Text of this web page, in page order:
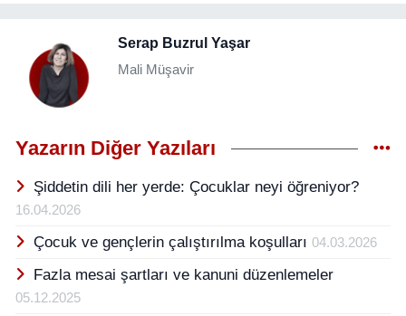
Serap Buzrul Yaşar
Mali Müşavir
Yazarın Diğer Yazıları
Şiddetin dili her yerde: Çocuklar neyi öğreniyor?
16.04.2026
Çocuk ve gençlerin çalıştırılma koşulları 04.03.2026
Fazla mesai şartları ve kanuni düzenlemeler
05.12.2025